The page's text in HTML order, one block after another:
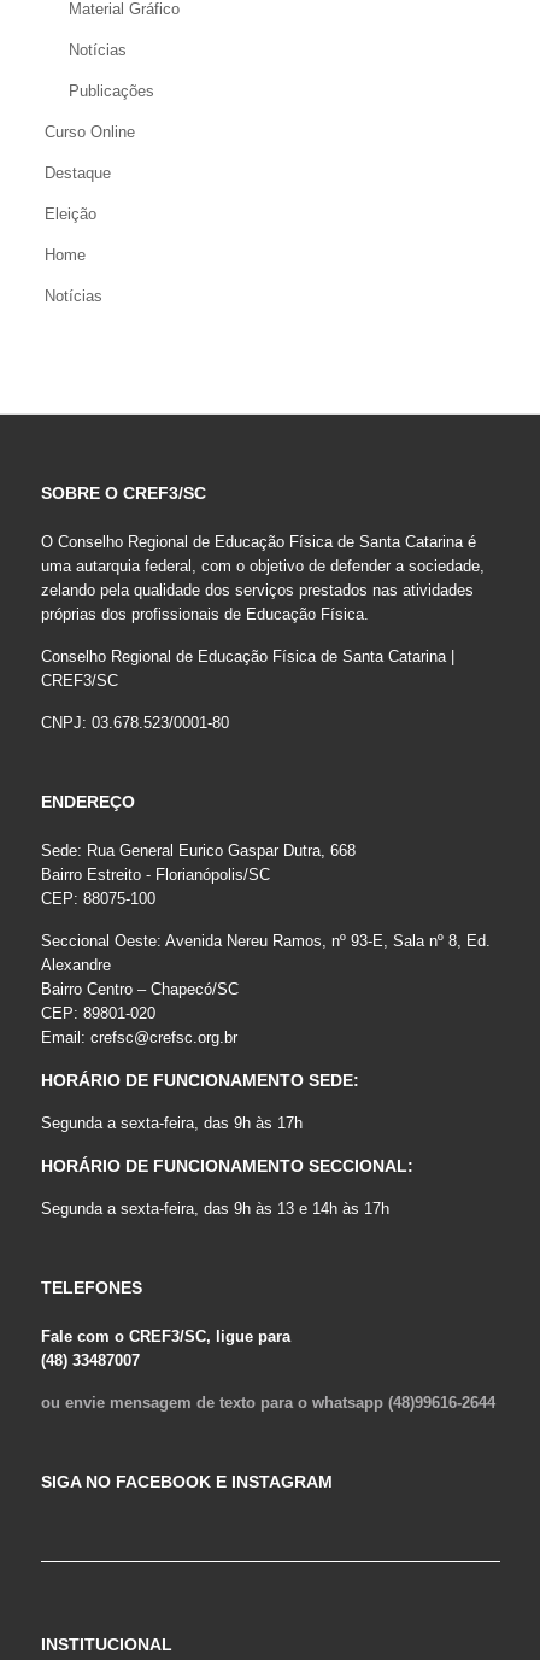
Material Gráfico
Notícias
Publicações
Curso Online
Destaque
Eleição
Home
Notícias
SOBRE O CREF3/SC
O Conselho Regional de Educação Física de Santa Catarina é
uma autarquia federal, com o objetivo de defender a sociedade,
zelando pela qualidade dos serviços prestados nas atividades
próprias dos profissionais de Educação Física.
Conselho Regional de Educação Física de Santa Catarina |
CREF3/SC
CNPJ: 03.678.523/0001-80
ENDEREÇO
Sede: Rua General Eurico Gaspar Dutra, 668
Bairro Estreito - Florianópolis/SC
CEP: 88075-100
Seccional Oeste: Avenida Nereu Ramos, nº 93-E, Sala nº 8, Ed.
Alexandre
Bairro Centro – Chapecó/SC
CEP: 89801-020
Email: crefsc@crefsc.org.br
HORÁRIO DE FUNCIONAMENTO SEDE:
Segunda a sexta-feira, das 9h às 17h
HORÁRIO DE FUNCIONAMENTO SECCIONAL:
Segunda a sexta-feira, das 9h às 13 e 14h às 17h
TELEFONES
Fale com o CREF3/SC, ligue para
(48) 33487007
ou envie mensagem de texto para o whatsapp (48)99616-2644
SIGA NO FACEBOOK E INSTAGRAM
INSTITUCIONAL